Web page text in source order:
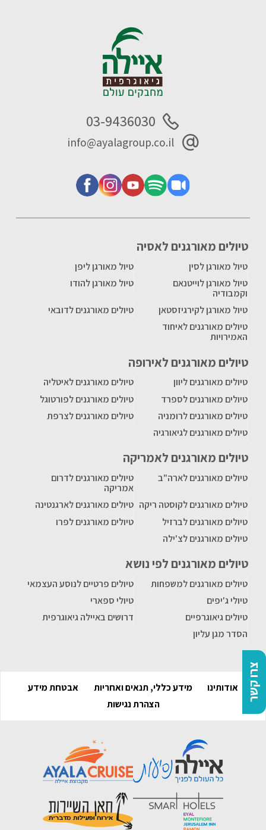
צרו קשר
טיולים מאורגנים לאסיה
טיול מאורגן לסין
טיול מאורגן ליפן
טיול מאורגן לוייטנאם
וקמבודיה
טיול מאורגן להודו
טיול מאורגן לקירגיזסטאן
טיולים מאורגנים לדובאי
טיולים מאורגנים לאיחוד
האמירויות
טיולים מאורגנים לאירופה
טיולים מאורגנים ליוון
טיולים מאורגנים לאיטליה
טיולים מאורגנים לספרד
טיולים מאורגנים לפורטוגל
טיולים מאורגנים לרומניה
טיולים מאורגנים לצרפת
טיולים מאורגנים לגיאורגיה
טיולים מאורגנים לאמריקה
טיולים מאורגנים לארה"ב
טיולים מאורגנים לדרום
אמריקה
טיולים מאורגנים לקוסטה ריקה טיולים מאורגנים לארגנטינה
טיולים מאורגנים לברזיל
טיולים מאורגנים לפרו
טיולים מאורגנים לצ'ילה
טיולים מאורגנים לפי נושא
טיולים מאורגנים למשפחות
טיולים פרטיים לנוסע העצמאי
טיולי ג'יפים
טיולי ספארי
טיולים גיאוגרפיים
דרושים באיילה גיאוגרפית
הסדר מגן עליון
03-9436030
info@ayalagroup.co.il
אודותינו מידע כללי, תנאים ואחריות
אבטחת מידע
הצהרת נגישות